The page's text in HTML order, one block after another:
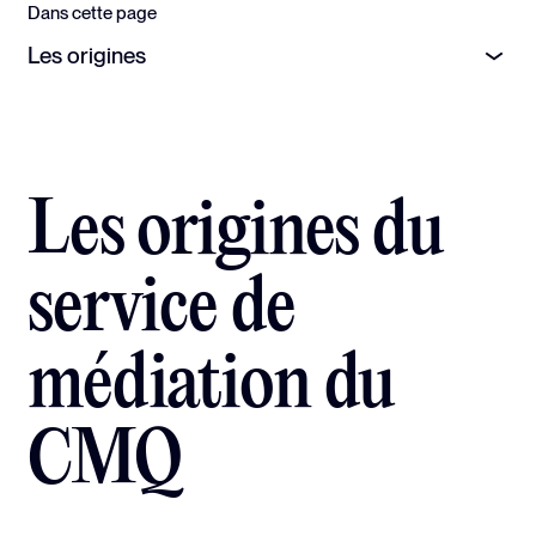
Dans cette page
Les origines
Les origines du
service de
médiation du
CMQ